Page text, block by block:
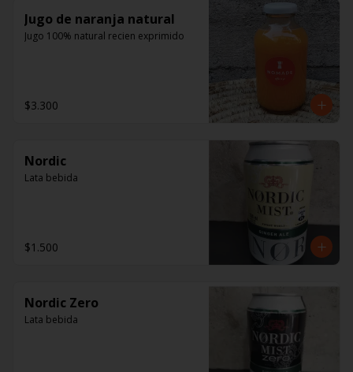
Jugo de naranja natural
Jugo 100% natural recien exprimido
$3.300
Nordic
Lata bebida
$1.500
Nordic Zero
Lata bebida